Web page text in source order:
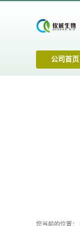
公司首页
您当前的位置：